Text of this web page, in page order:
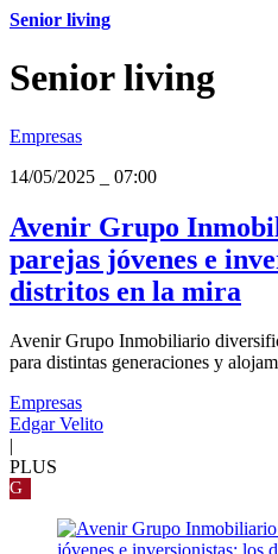
Senior living
Senior living
Empresas
14/05/2025
07:00
Avenir Grupo
parejas jóvenes e
distritos en la mira
Avenir Grupo Inmobiliario
para distintas generaciones y
Empresas
Edgar Velito
PLUS
G